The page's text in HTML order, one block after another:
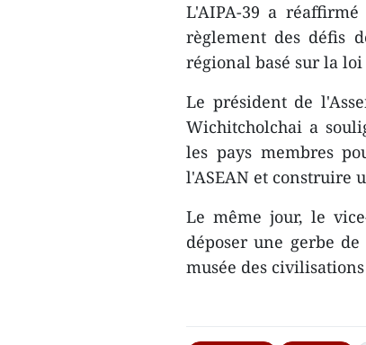
L'AIPA-39 a
règlement des défis
régional basé sur la
Le président de
Wichitcholchai a
les pays membres
l'ASEAN et construire
Le même jour, le
déposer une gerbe
musée des